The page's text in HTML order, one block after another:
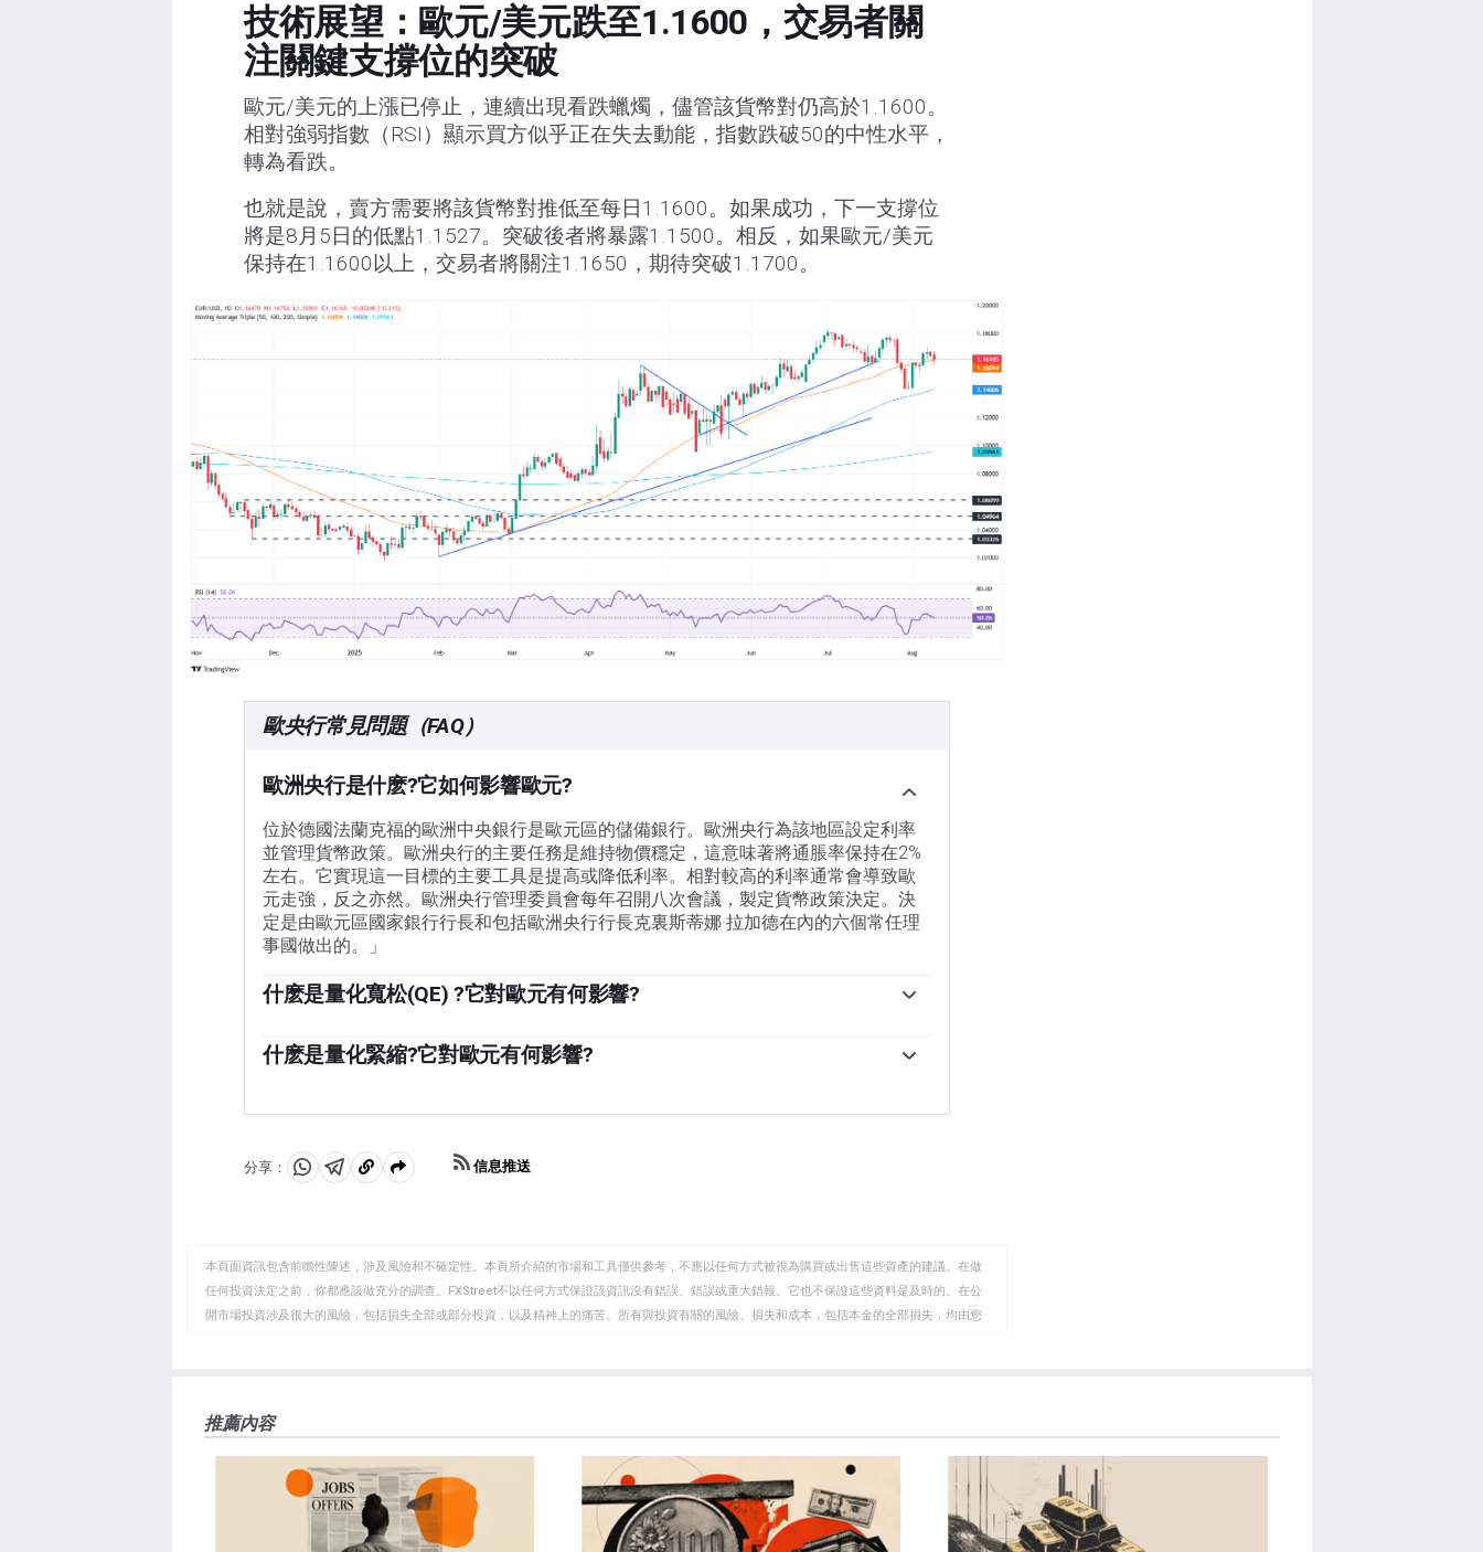
技術展望：歐元/美元跌至1.1600，交易者關
注關鍵支撐位的突破
歐元/美元的上漲已停止，連續出現看跌蠟燭，儘管該貨幣對仍高於1.1600。
相對強弱指數（RSI）顯示買方似乎正在失去動能，指數跌破50的中性水平，
轉為看跌。
也就是說，賣方需要將該貨幣對推低至每日1.1600。如果成功，下一支撐位
將是8月5日的低點1.1527。突破後者將暴露1.1500。相反，如果歐元/美元
保持在1.1600以上，交易者將關注1.1650，期待突破1.1700。
歐央行常見問題（FAQ）
歐洲央行是什麽?它如何影響歐元?
位於德國法蘭克福的歐洲中央銀行是歐元區的儲備銀行。歐洲央行為該地區設定利率
並管理貨幣政策。歐洲央行的主要任務是維持物價穩定，這意味著將通脹率保持在2%
左右。它實現這一目標的主要工具是提高或降低利率。相對較高的利率通常會導致歐
元走強，反之亦然。歐洲央行管理委員會每年召開八次會議，製定貨幣政策決定。決
定是由歐元區國家銀行行長和包括歐洲央行行長克裏斯蒂娜·拉加德在內的六個常任理
事國做出的。」
什麽是量化寬松(QE) ?它對歐元有何影響?
洲央行印製歐元，然後用這些歐元從銀行和其他金融機構購買資產——通常是政府債券
什麽是量化緊縮?它對歐元有何影響?
升時進行的。在量化寬松中，歐洲央行(ECB)從金融機構購買政府和公司債券，為它們
金進行再投資。這通常對歐元有利(或看漲)。
分享：
分
WhatsApp
分
Telegram
複
剪
貼
板
信息推送
本頁面資訊包含前瞻性陳述，涉及風險和不確定性。本頁所介紹的市場和工具僅供參考，不應以任何方式被視為購買或出售這些資產的建議。在做
任何投資決定之前，你都應該做充分的調查。FXStreet不以任何方式保證該資訊沒有錯誤、錯誤或重大錯報。它也不保證這些資料是及時的。在公
開市場投資涉及很大的風險，包括損失全部或部分投資，以及精神上的痛苦。所有與投資有關的風險、損失和成本，包括本金的全部損失，均由您
FXStreet和作者不提供個性化的建議。作者對該資訊的準確性、完整性或適用性不作任何陳述。FXStreet和作者將不承擔任何錯誤，遺漏或任何損
失，傷害或損害由此資訊及其顯示或使用引起的。錯誤和遺漏除外。本文作者和FXStreet並非註冊投資顧問，本文內容無意提供任何投資建議。
推薦內容